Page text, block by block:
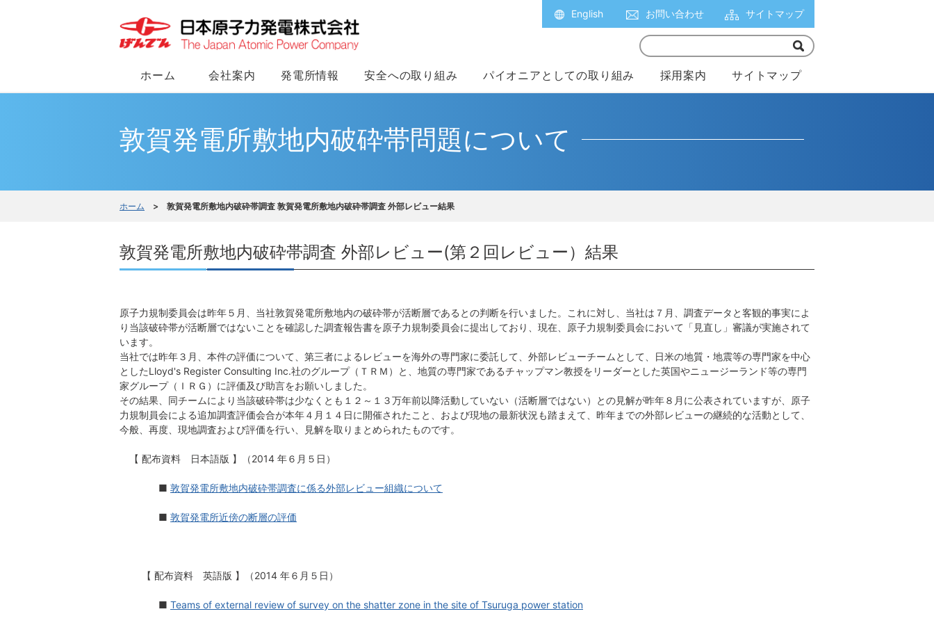
English お問い合わせ サイトマップ
ホーム 会社案内 発電所情報 安全への取り組み パイオニアとしての取り組み 採用案内 サイトマップ
敦賀発電所敷地内破砕帯問題について
ホーム > 敦賀発電所敷地内破砕帯調査 敦賀発電所敷地内破砕帯調査 外部レビュー結果
敦賀発電所敷地内破砕帯調査 外部レビュー(第２回レビュー）結果
原子力規制委員会は昨年５月、当社敦賀発電所敷地内の破砕帯が活断層であるとの判断を行いました。これに対し、当社は７月、調査データと客観的事実によ
り当該破砕帯が活断層ではないことを確認した調査報告書を原子力規制委員会に提出しており、現在、原子力規制委員会において「見直し」審議が実施されて
います。
当社では昨年３月、本件の評価について、第三者によるレビューを海外の専門家に委託して、外部レビューチームとして、日米の地質・地震等の専門家を中心
としたLloyd's Register Consulting Inc.社のグループ（ＴＲＭ）と、地質の専門家であるチャップマン教授をリーダーとした英国やニュージーランド等の専門
家グループ（ＩＲＧ）に評価及び助言をお願いしました。
その結果、同チームにより当該破砕帯は少なくとも１２～１３万年前以降活動していない（活断層ではない）との見解が昨年８月に公表されていますが、原子
力規制員会による追加調査評価会合が本年４月１４日に開催されたこと、および現地の最新状況も踏まえて、昨年までの外部レビューの継続的な活動として、
今般、再度、現地調査および評価を行い、見解を取りまとめられたものです。
【 配布資料 日本語版 】（2014 年６月５日）
■ 敦賀発電所敷地内破砕帯調査に係る外部レビュー組織について
■ 敦賀発電所近傍の断層の評価
【 配布資料 英語版 】（2014 年６月５日）
■ Teams of external review of survey on the shatter zone in the site of Tsuruga power station